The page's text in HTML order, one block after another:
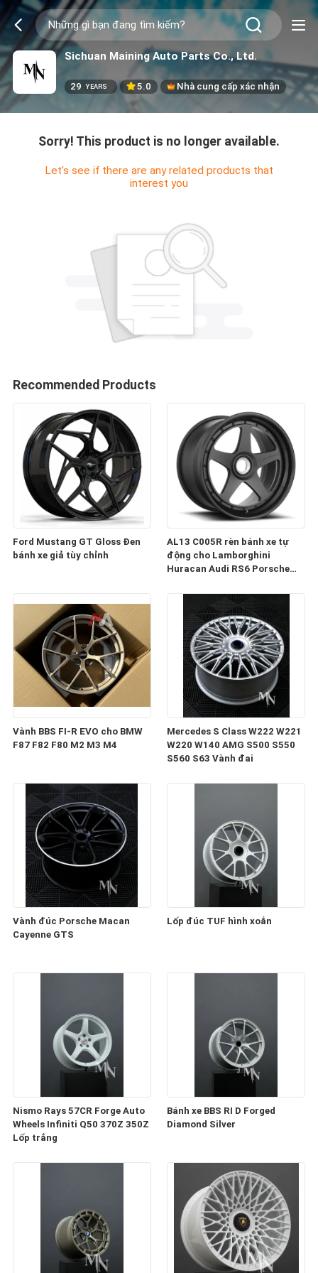
Sichuan Maining Auto Parts Co., Ltd.
29 YEARS 5.0 Nhà cung cấp xác nhận
Sorry! This product is no longer available.
Let's see if there are any related products that
interest you
Recommended Products
Ford Mustang GT Gloss Đen
bánh xe giả tùy chỉnh
AL13 C005R rèn bánh xe tự
động cho Lamborghini
Huracan Audi RS6 Porsche
Vành BBS FI-R EVO cho BMW
F87 F82 F80 M2 M3 M4
Mercedes S Class W222 W221
W220 W140 AMG S500 S550
S560 S63 Vành đai
Vành đúc Porsche Macan
Cayenne GTS
Lốp đúc TUF hình xoắn
Nismo Rays 57CR Forge Auto
Wheels Infiniti Q50 370Z 350Z
Lốp trắng
Bánh xe BBS RI D Forged
Diamond Silver